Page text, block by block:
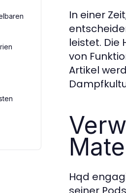
In einer
leistet. Die
von
Artikel
Hqd